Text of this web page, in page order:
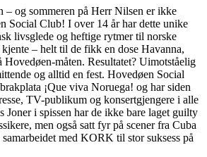
– og sommeren på Herr Nilsen er ikke
Social Club! I over 14 år har dette unike
livsglede og heftige rytmer til norske
– helt til de fikk en dose Havanna,
måten. Resultatet? Uimotståelig
og alltid en fest. Hovedøen Social
¡Que viva Noruega! og har siden
TV-publikum og konsertgjengere i alle
Joner i spissen har de ikke bare laget guilty
men også satt fyr på scener fra Cuba
med KORK til stor suksess på